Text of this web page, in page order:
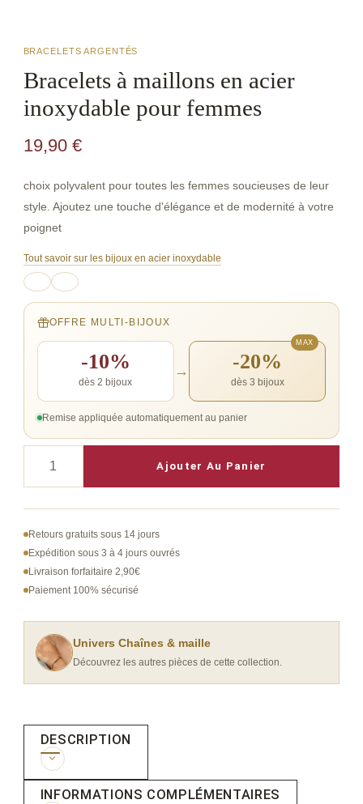
BRACELETS ARGENTÉS
Bracelets à maillons en acier
inoxydable pour femmes
19,90 €
choix polyvalent pour toutes les femmes soucieuses de leur
style. Ajoutez une touche d'élégance et de modernité à votre
poignet
Tout savoir sur les bijoux en acier inoxydable
OFFRE MULTI-BIJOUX
-10%
dès 2 bijoux
→ -20%
dès 3 bijoux
Remise appliquée automatiquement au panier
maillons
en
acier
inoxydable
pour
femmes
Ajouter Au Panier
Retours gratuits sous 14 jours
Expédition sous 3 à 4 jours ouvrés
Livraison forfaitaire 2,90€
Paiement 100% sécurisé
Univers Chaînes & maille
Découvrez les autres pièces de cette collection.
DESCRIPTION
INFORMATIONS COMPLÉMENTAIRES